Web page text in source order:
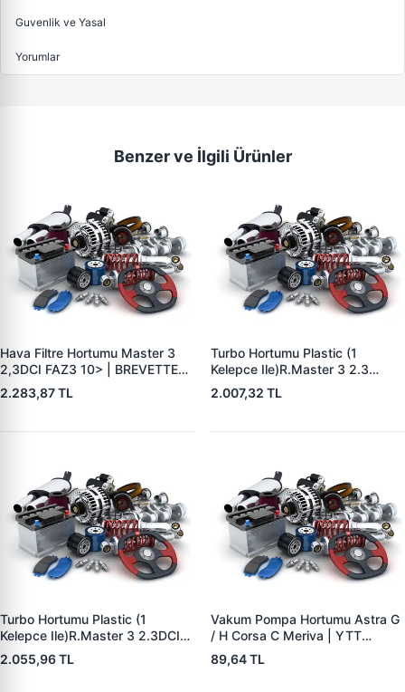
Guvenlik ve Yasal
Yorumlar
Benzer ve İlgili Ürünler
Hava Filtre Hortumu Master 3
2,3DCI FAZ3 10> | BREVETTE
RN8447 | OEM 1657800Q0B
49670356875 165554107R
2.283,87 TL
Turbo Hortumu Plastic (1
Kelepce Ile)R.Master 3 2.3
Cdio.Movano B 2.3 Cdti 2007- |
BREVETTE RN8404 | OEM
2.007,32 TL
Turbo Hortumu Plastic (1
Kelepce Ile)R.Master 3 2.3DCI
M9T (Çift Teker Araclar Icin)
2010- | BREVETTE RN8403 |
2.055,96 TL
Vakum Pompa Hortumu Astra G
/ H Corsa C Meriva | YTT
Y11641 | OEM 5545506
89,64 TL